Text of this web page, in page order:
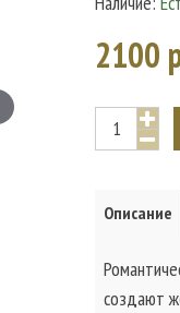
2100
Описание
создают